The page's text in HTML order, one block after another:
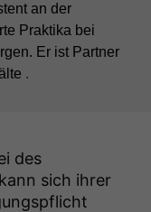
an der
Praktika bei
Er ist Partner
.
des
sich ihrer